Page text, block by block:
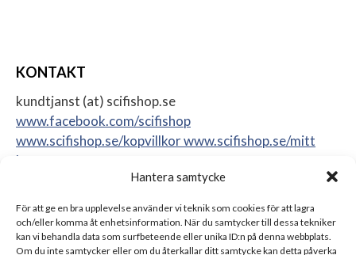
Hantera samtycke
För att ge en bra upplevelse använder vi teknik som cookies för att lagra
och/eller komma åt enhetsinformation. När du samtycker till dessa tekniker
kan vi behandla data som surfbeteende eller unika ID:n på denna webbplats.
Om du inte samtycker eller om du återkallar ditt samtycke kan detta påverka
KONTAKT
kundtjanst (at) scifishop.se
www.facebook.com/scifishop
www.scifishop.se/kopvillkorwww.scifishop.se/mitt
konto
17562 Järfälla
Sweden